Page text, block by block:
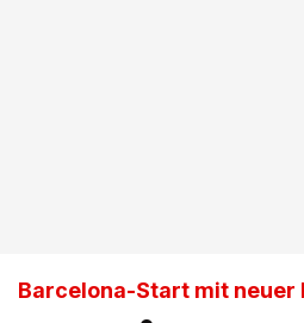
Barcelona-Start mit neuer